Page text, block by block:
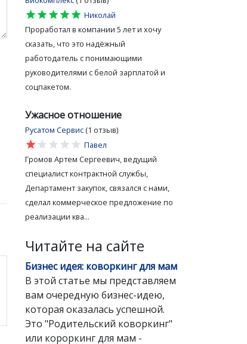
star
star
star
star
star
Николай
Проработал в компании 5 лет и хочу
сказать, что это надёжный
работодатель с понимающими
руководителями с белой зарплатой и
соцпакетом.
Ужасное отношение
Русатом Сервис (1 отзыв)
star
star
star
star
star
Павел
Громов Артем Сергеевич, ведущий
специалист контрактной службы,
Департамент закупок, связался с нами,
сделал коммерческое предложение по
реализации ква...
Читайте на сайте
Бизнес идея: коворкинг для мам
В этой статье мы представляем
вам очередную бизнес-идею,
которая оказалась успешной.
Это "Родительский коворкинг"
или короркинг для мам -